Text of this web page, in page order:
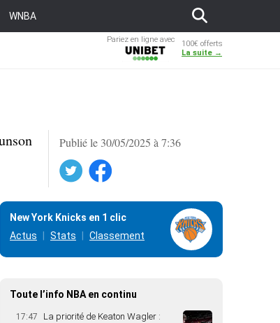
WNBA
Pariez en ligne avec
100€ offerts
La suite →
Publié le 30/05/2025 à 7:36
Facebook
New York Knicks en 1 clic
Actus
Stats Classement
Toute l’info NBA en continu
17:47
La priorité de Keaton Wagler :